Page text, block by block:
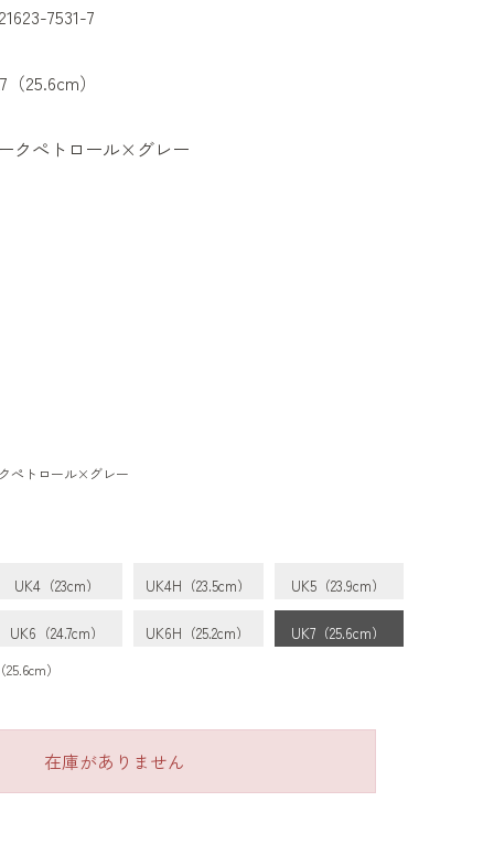
7531-7
（25.6cm）
クぺトロール×グレー
ぺトロール×グレー
UK4（23cm） UK4H（23.5cm） UK5（23.9cm）
UK6（24.7cm） UK6H（25.2cm） UK7（25.6cm）
）
在庫がありません